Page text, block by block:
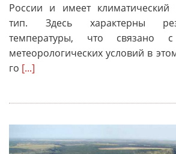
России и имеет климатический
тип. Здесь характерны
температуры, что связано с
метеорологических условий в
го [...]